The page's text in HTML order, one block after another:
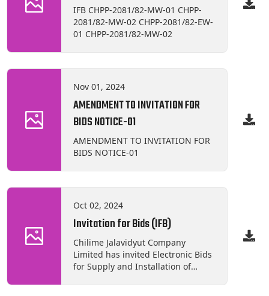
IFB CHPP-2081/82-MW-01 CHPP-
2081/82-MW-02 CHPP-2081/82-EW-
01 CHPP-2081/82-MW-02
Nov 01, 2024
AMENDMENT TO INVITATION FOR
BIDS NOTICE-01
AMENDMENT TO INVITATION FOR
BIDS NOTICE-01
Oct 02, 2024
Invitation for Bids (IFB)
Chilime Jalavidyut Company
Limited has invited Electronic Bids
for Supply and Installation of